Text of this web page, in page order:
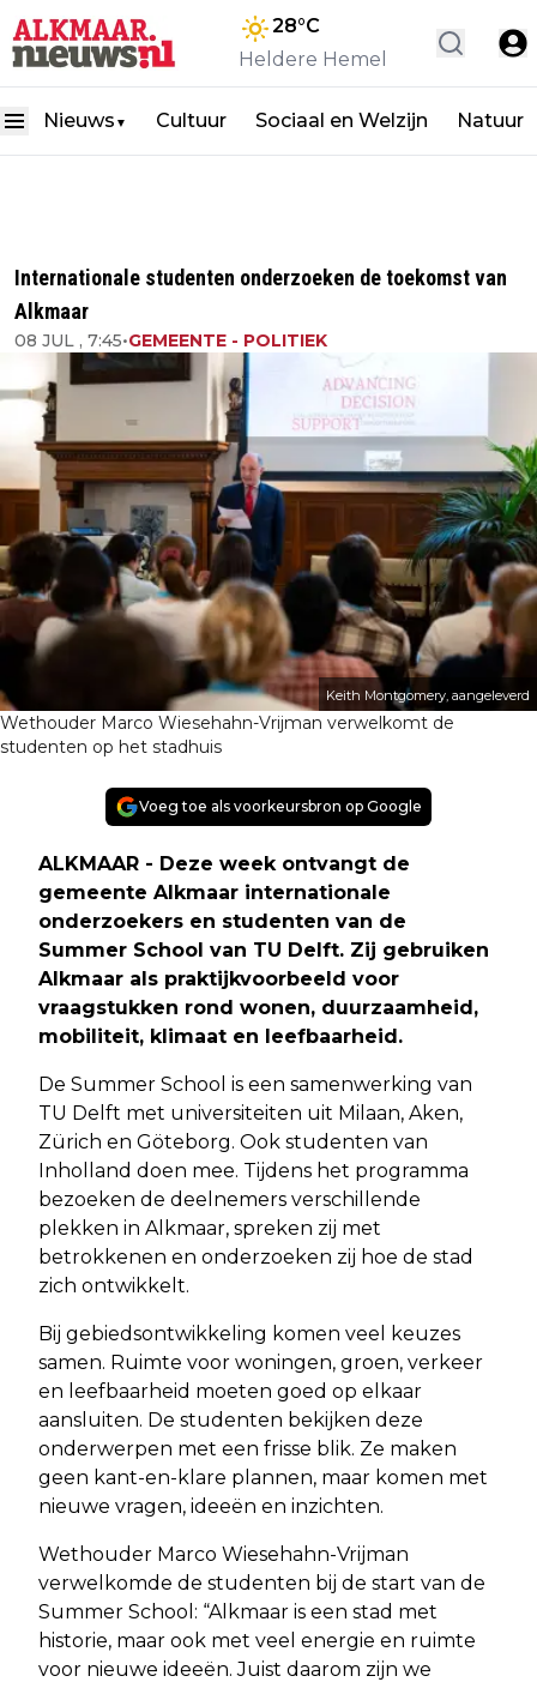
28°C
Heldere Hemel
Nieuws ▼ Cultuur Sociaal en Welzijn Natuur
Internationale studenten onderzoeken de toekomst van
Alkmaar
08 JUL , 7:45•GEMEENTE - POLITIEK
Keith Montgomery, aangeleverd
Wethouder Marco Wiesehahn-Vrijman verwelkomt de
studenten op het stadhuis
Voeg toe als voorkeursbron op Google
ALKMAAR - Deze week ontvangt de
gemeente Alkmaar internationale
onderzoekers en studenten van de
Summer School van TU Delft. Zij gebruiken
Alkmaar als praktijkvoorbeeld voor
vraagstukken rond wonen, duurzaamheid,
mobiliteit, klimaat en leefbaarheid.
De Summer School is een samenwerking van
TU Delft met universiteiten uit Milaan, Aken,
Zürich en Göteborg. Ook studenten van
Inholland doen mee. Tijdens het programma
bezoeken de deelnemers verschillende
plekken in Alkmaar, spreken zij met
betrokkenen en onderzoeken zij hoe de stad
zich ontwikkelt.
Bij gebiedsontwikkeling komen veel keuzes
samen. Ruimte voor woningen, groen, verkeer
en leefbaarheid moeten goed op elkaar
aansluiten. De studenten bekijken deze
onderwerpen met een frisse blik. Ze maken
geen kant-en-klare plannen, maar komen met
nieuwe vragen, ideeën en inzichten.
Wethouder Marco Wiesehahn-Vrijman
verwelkomde de studenten bij de start van de
Summer School: “Alkmaar is een stad met
historie, maar ook met veel energie en ruimte
voor nieuwe ideeën. Juist daarom zijn we